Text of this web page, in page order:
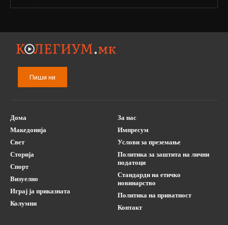
Пиши ни
Дома
Македонија
Свет
Сторија
Спорт
Визуелно
Играј ја приказната
Колумни
За нас
Импресум
Услови за преземање
Политика за заштита на лични
податоци
Стандарди на етичко
новинарство
Политика на приватност
Контакт